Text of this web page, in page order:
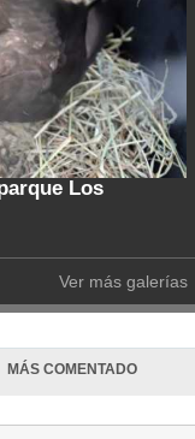
Los
Ver más galerías
MÁS COMENTADO